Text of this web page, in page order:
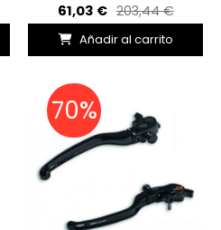
61,03 € 203,44 €
Añadir al carrito
70%